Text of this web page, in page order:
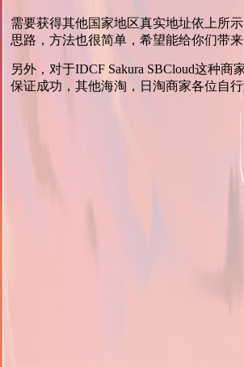
需要获得其他国家地区真实地址依上所
思路，方法也很简单，希望能给你们带来
另外，对于IDCF Sakura SBCloud这种商
保证成功，其他海淘，日淘商家各位自行